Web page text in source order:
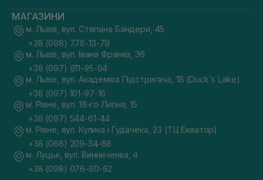
МАГАЗИНИ
м. Львів, вул. Степана Бандери, 45
+38 (098) 778-13-79
м. Львів, вул. Івана Франка, 36
+38 (097) 611-95-94
м. Львів, вул. Академіка Підстригача, 1В (Duck's Lake)
+38 (097) 101-97-16
м. Рівне, вул. 16-го Липня, 15
+38 (097) 544-61-44
м. Рівне, вул. Кулика і Гудачека, 23 (ТЦ Екватор)
+38 (068) 209-34-88
м. Луцьк, вул. Винниченка, 4
+38 (098) 076-60-62